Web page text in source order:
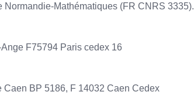
Mathématiques (FR CNRS 3335).
F75794 Paris cedex 16
Caen BP 5186, F 14032 Caen Cedex